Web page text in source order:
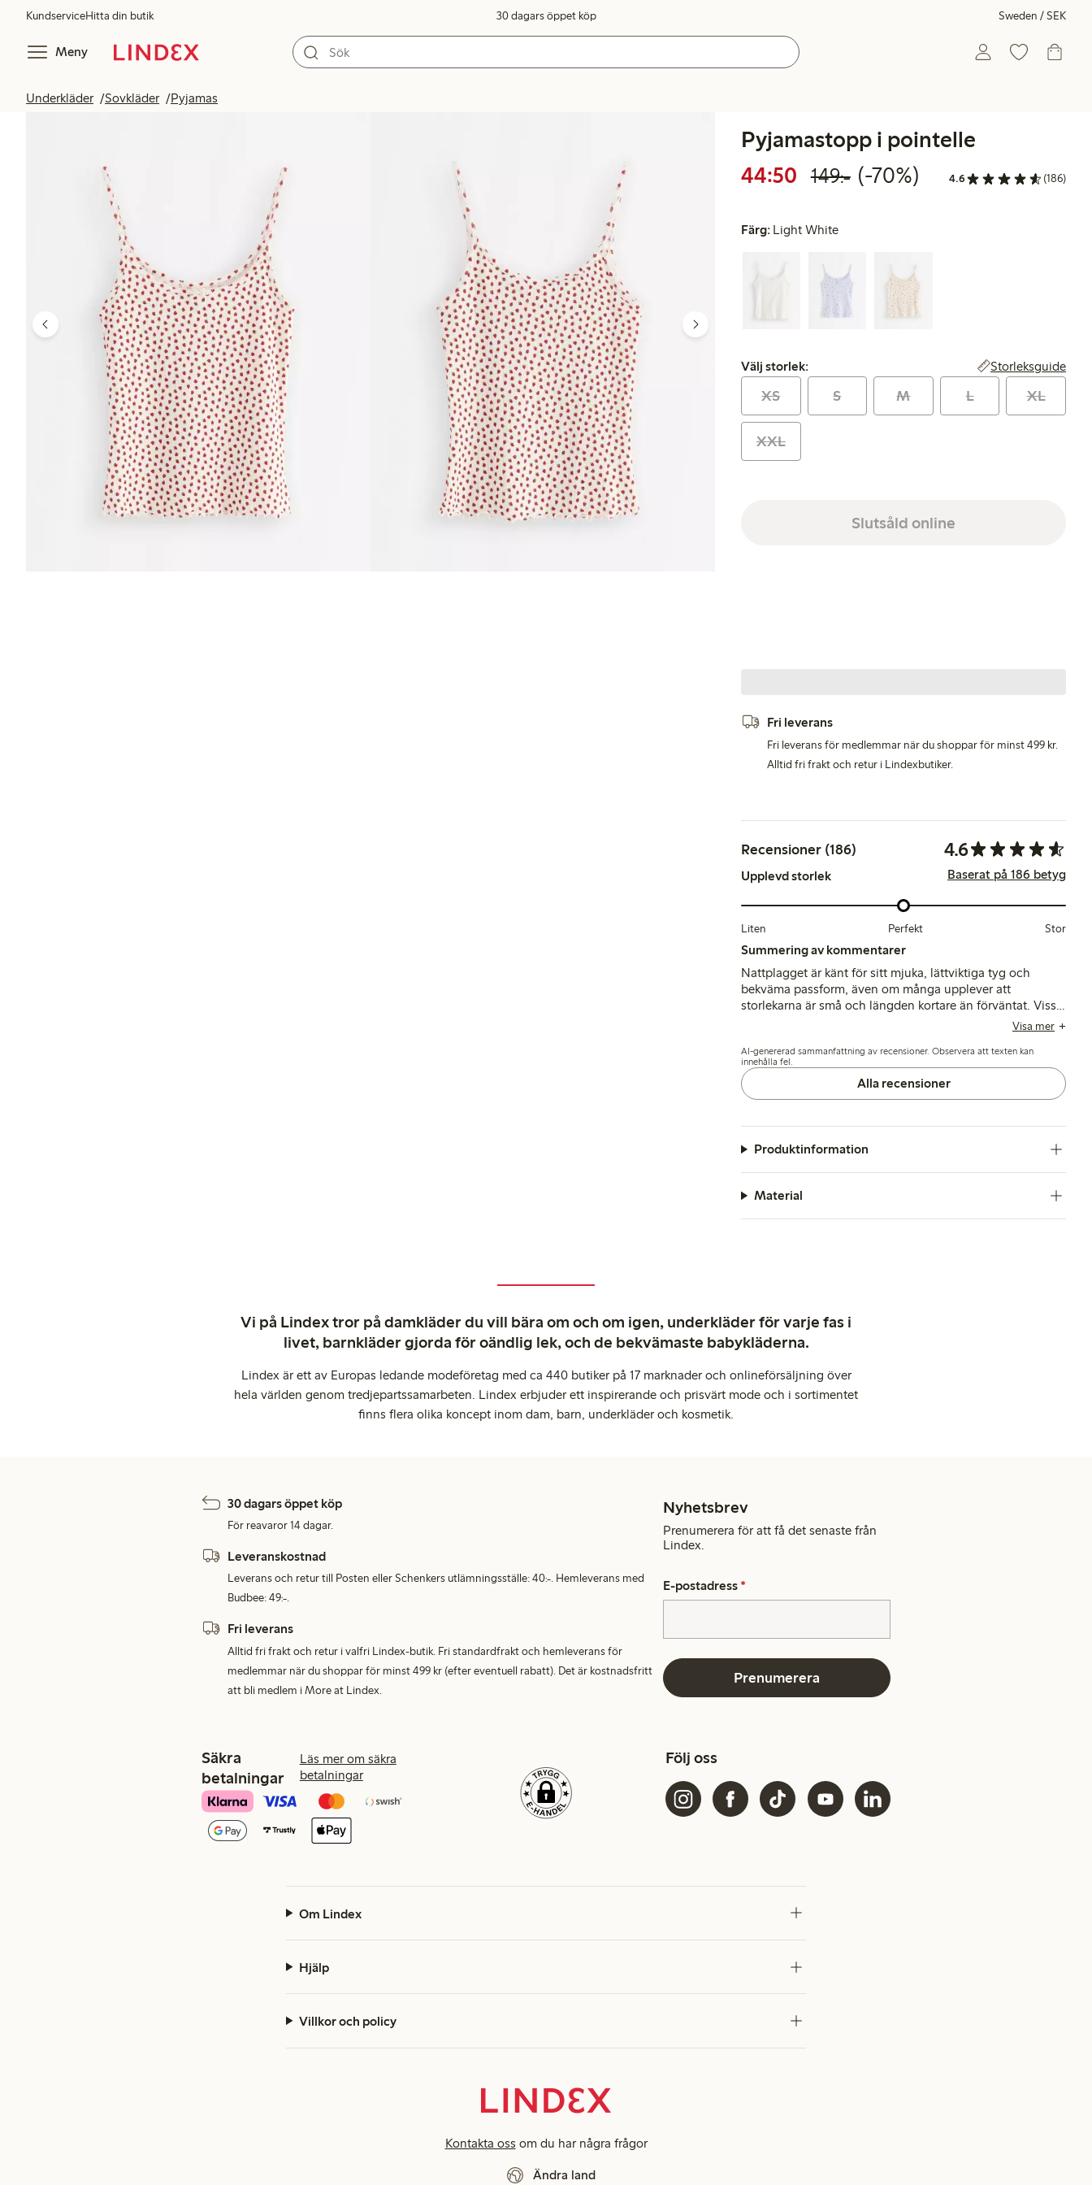
KundserviceHitta din butik 30 dagars öppet köp Sweden / SEK
Meny
Underkläder Sovkläder Pyjamas
Pyjamastopp i pointelle
44:50 Rabatterat pris: 44,50 kr
149:-Ordinarie pris: 149,00 kr
70% rabatt
(-70%) 4.6 (186)
Färg: Light White
Välj storlek:
Välj storlek: Storleksguide
XS S M L XL
XXL
Slutsåld online
Fri leverans
Fri leverans för medlemmar när du shoppar för minst 499 kr.
Alltid fri frakt och retur i Lindexbutiker.
Recensioner (186) 4.6
Upplevd storlek Baserat på 186 betyg
Liten Perfekt Stor
Summering av kommentarer
Nattplagget är känt för sitt mjuka, lättviktiga tyg och
bekväma passform, även om många upplever att
storlekarna är små och längden kortare än förväntat. Vissa
nämner att plagget tappar formen och töjer sig efter tvätt,
Visa mer
AI-genererad sammanfattning av recensioner. Observera att texten kan
innehålla fel.
Alla recensioner
Produktinformation
Material
Vi på Lindex tror på damkläder du vill bära om och om igen, underkläder för varje fas i
livet, barnkläder gjorda för oändlig lek, och de bekvämaste babykläderna.
Lindex är ett av Europas ledande modeföretag med ca 440 butiker på 17 marknader och onlineförsäljning över
hela världen genom tredjepartssamarbeten. Lindex erbjuder ett inspirerande och prisvärt mode och i sortimentet
finns flera olika koncept inom dam, barn, underkläder och kosmetik.
30 dagars öppet köp
För reavaror 14 dagar.
Leveranskostnad
Leverans och retur till Posten eller Schenkers utlämningsställe: 40:-. Hemleverans med
Budbee: 49:-.
Fri leverans
Alltid fri frakt och retur i valfri Lindex-butik. Fri standardfrakt och hemleverans för
medlemmar när du shoppar för minst 499 kr (efter eventuell rabatt). Det är kostnadsfritt
att bli medlem i More at Lindex.
Nyhetsbrev
Prenumerera för att få det senaste från
Lindex.
E-postadress *
Prenumerera
Säkra
betalningar
Läs mer om säkra
betalningar
Följ oss
Om Lindex
Hjälp
Villkor och policy
Kontakta oss om du har några frågor
Ändra land